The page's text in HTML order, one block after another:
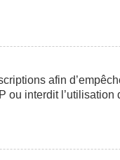
afin
interdit